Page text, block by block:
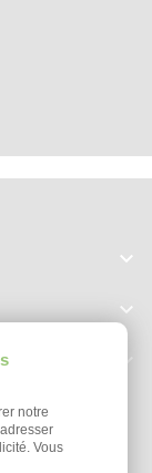


notre
Vous